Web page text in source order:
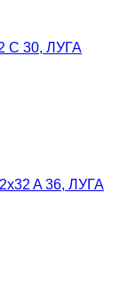
С 30, ЛУГА
A 36, ЛУГА